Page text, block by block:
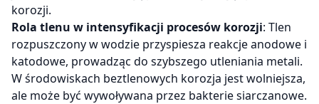
korozji.
Rola tlenu w intensyfikacji procesów korozji: Tlen
rozpuszczony w wodzie przyspiesza reakcje anodowe i
katodowe, prowadząc do szybszego utleniania metali.
W środowiskach beztlenowych korozja jest wolniejsza,
ale może być wywoływana przez bakterie siarczanowe.